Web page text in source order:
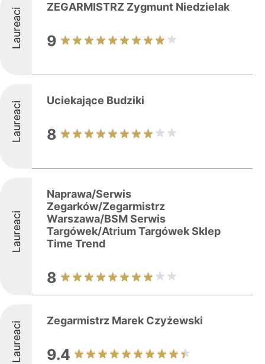
Laureaci ZEGARMISTRZ Zygmunt Niedzielak
9
Laureaci Uciekające Budziki
8
Laureaci
Naprawa/Serwis
Zegarków/Zegarmistrz
Warszawa/BSM Serwis
Targówek/Atrium Targówek Sklep
Time Trend
8
Laureaci Zegarmistrz Marek Czyżewski
9.4